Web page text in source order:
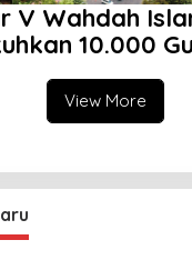
V Wahdah
10.000
Masjid Istiqlal
View More